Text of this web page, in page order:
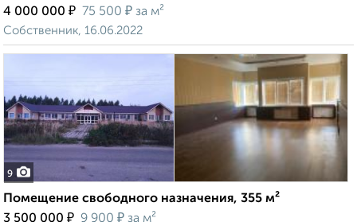
4 000 000 ₽ 75 500 ₽ за м²
Собственник, 16.06.2022
9
Помещение свободного назначения, 355 м²
3 500 000 ₽ 9 900 ₽ за м²